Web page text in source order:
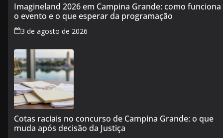
Imagineland 2026 em Campina Grande: como funciona
o evento e o que esperar da programação
3 de agosto de 2026
Cotas raciais no concurso de Campina Grande: o que
muda após decisão da Justiça